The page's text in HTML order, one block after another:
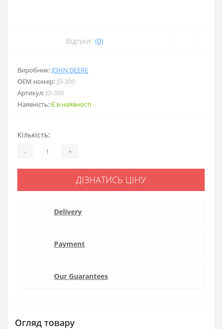
Відгуки: (0)
Виробник: JOHN DEERE
ОЕМ номер: JD-300
Артикул: JD-300
Наявність:Є в наявності
Кількість:
- +
ДІЗНАТИСЬ ЦІНУ
Delivery
Payment
Our Guarantees
Огляд товару